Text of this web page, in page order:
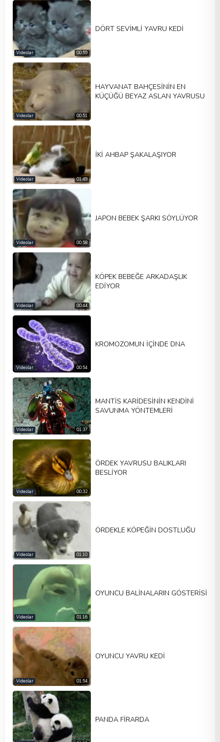
00:59
Videolar
DÖRT SEVİMLİ YAVRU KEDİ
00:51
Videolar
HAYVANAT BAHÇESİNİN EN
KÜÇÜĞÜ BEYAZ ASLAN YAVRUSU
01:49
Videolar
İKİ AHBAP ŞAKALAŞIYOR
00:58
Videolar
JAPON BEBEK ŞARKI SÖYLÜYOR
00:44
Videolar
KÖPEK BEBEĞE ARKADAŞLIK
EDİYOR
00:54
Videolar
KROMOZOMUN İÇİNDE DNA
01:37
Videolar
MANTİS KARİDESİNİN KENDİNİ
SAVUNMA YÖNTEMLERİ
00:32
Videolar
ÖRDEK YAVRUSU BALIKLARI
BESLİYOR
01:10
Videolar
ÖRDEKLE KÖPEĞİN DOSTLUĞU
01:16
Videolar
OYUNCU BALİNALARIN GÖSTERİSİ
01:54
Videolar
OYUNCU YAVRU KEDİ
PANDA FİRARDA